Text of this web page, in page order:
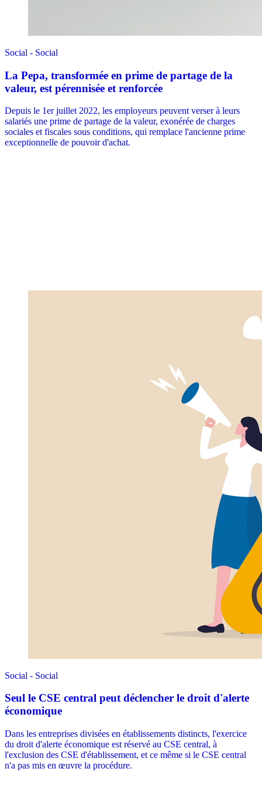
Social - Social
La Pepa, transformée en prime de partage de la
valeur, est pérennisée et renforcée
Depuis le 1er juillet 2022, les employeurs peuvent verser à leurs
salariés une prime de partage de la valeur, exonérée de charges
sociales et fiscales sous conditions, qui remplace l'ancienne prime
exceptionnelle de pouvoir d'achat.
Social - Social
Seul le CSE central peut déclencher le droit d'alerte
économique
Dans les entreprises divisées en établissements distincts, l'exercice
du droit d'alerte économique est réservé au CSE central, à
l'exclusion des CSE d'établissement, et ce même si le CSE central
n'a pas mis en œuvre la procédure.